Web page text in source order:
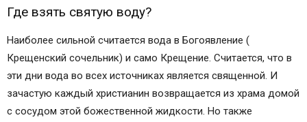
Где взять святую воду?
Наиболее сильной считается вода в Богоявление (
Крещенский сочельник) и само Крещение. Считается, что в
эти дни вода во всех источниках является священной. И
зачастую каждый христианин возвращается из храма домой
с сосудом этой божественной жидкости. Но также